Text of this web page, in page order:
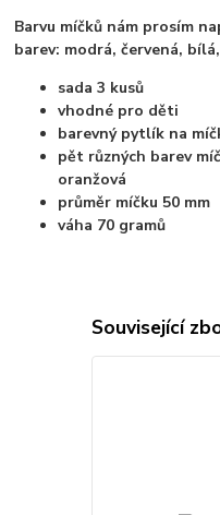
Barvu míčků nám prosím
barev: modrá, červená,
sada 3 kusů
vhodné pro děti
barevný pytlík na
pět různých barev
oranžová
průměr míčku 50 mm
váha 70 gramů
Související